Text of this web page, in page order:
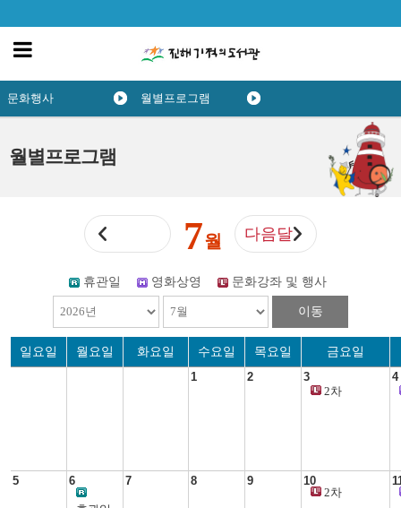
월별프로그램
문화행사 월별프로그램
7월 다음달
휴관일 영화상영 문화강좌 및 행사
이동
일요일 월요일 화요일 수요일 목요일
금요일
1
2
3
2차
4
5 6 7 8 9
10
2차